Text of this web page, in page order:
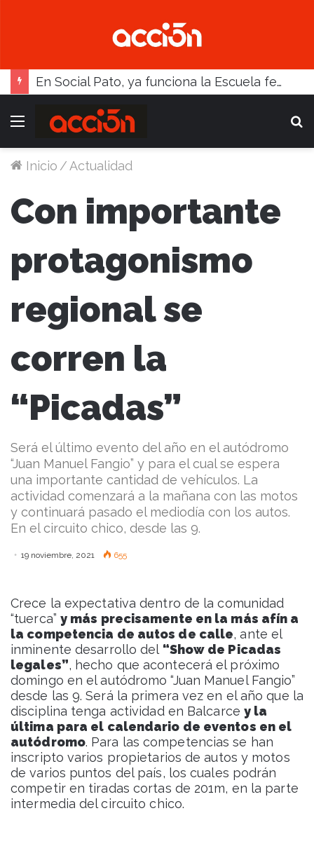
En Social Pato, ya funciona la Escuela femenina de paleta
Menú
Inicio /Actualidad
Con importante
protagonismo
regional se
corren la
“Picadas”
Será el último evento del año en el autódromo
“Juan Manuel Fangio” y para el cual se espera
una importante cantidad de vehículos. La
actividad comenzará a la mañana con las motos
y continuará pasado el mediodía con los autos.
En el circuito chico, desde las 9.
19 noviembre, 2021 655
Crece la expectativa dentro de la comunidad
“tuerca” y más precisamente en la más afín a
la competencia de autos de calle, ante el
inminente desarrollo del “Show de Picadas
legales”, hecho que acontecerá el próximo
domingo en el autódromo “Juan Manuel Fangio”
desde las 9. Será la primera vez en el año que la
disciplina tenga actividad en Balcarce y la
última para el calendario de eventos en el
autódromo. Para las competencias se han
inscripto varios propietarios de autos y motos
de varios puntos del país, los cuales podrán
competir en tiradas cortas de 201m, en la parte
intermedia del circuito chico.